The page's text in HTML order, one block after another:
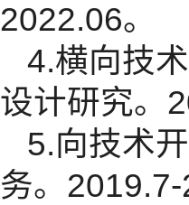
2022.06。
4.横向技
设计研究。
5.向技术
务。